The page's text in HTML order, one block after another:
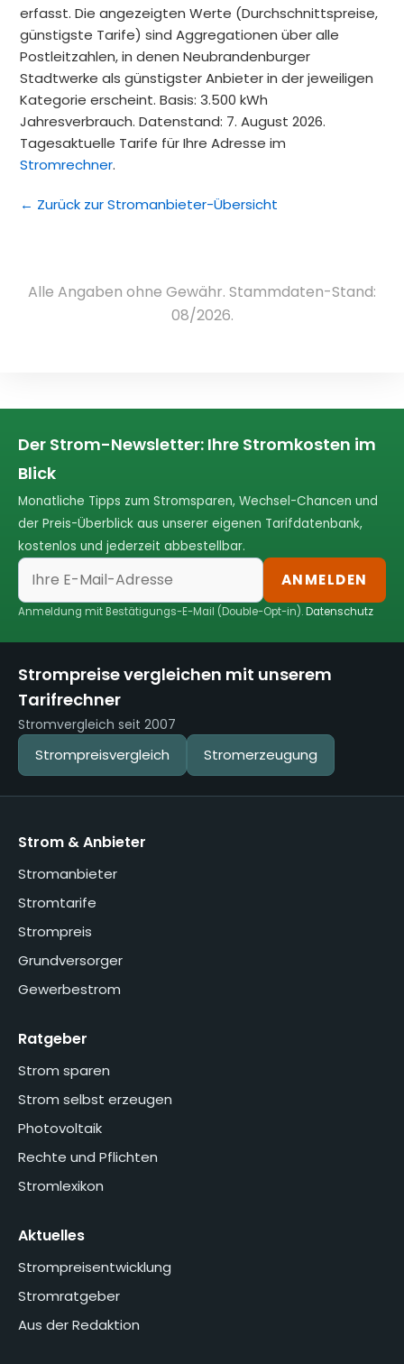
erfasst. Die angezeigten Werte (Durchschnittspreise,
günstigste Tarife) sind Aggregationen über alle
Postleitzahlen, in denen Neubrandenburger
Stadtwerke als günstigster Anbieter in der jeweiligen
Kategorie erscheint. Basis: 3.500 kWh
Jahresverbrauch. Datenstand: 7. August 2026.
Tagesaktuelle Tarife für Ihre Adresse im
Stromrechner.
← Zurück zur Stromanbieter-Übersicht
Alle Angaben ohne Gewähr. Stammdaten-Stand:
08/2026.
Der Strom-Newsletter: Ihre Stromkosten im
Blick
Monatliche Tipps zum Stromsparen, Wechsel-Chancen und
der Preis-Überblick aus unserer eigenen Tarifdatenbank,
kostenlos und jederzeit abbestellbar.
ANMELDEN
Anmeldung mit Bestätigungs-E-Mail (Double-Opt-in).Datenschutz
Strompreise vergleichen mit unserem
Tarifrechner
Stromvergleich seit 2007
Strompreisvergleich Stromerzeugung
Strom & Anbieter
Stromanbieter
Stromtarife
Strompreis
Grundversorger
Gewerbestrom
Ratgeber
Strom sparen
Strom selbst erzeugen
Photovoltaik
Rechte und Pflichten
Stromlexikon
Aktuelles
Strompreisentwicklung
Stromratgeber
Aus der Redaktion